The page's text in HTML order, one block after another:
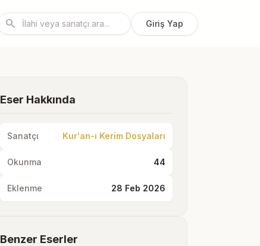
search Giriş Yap
Eser Hakkında
Sanatçı Kur'an-ı Kerim Dosyaları
Okunma 44
Eklenme 28 Feb 2026
Benzer Eserler